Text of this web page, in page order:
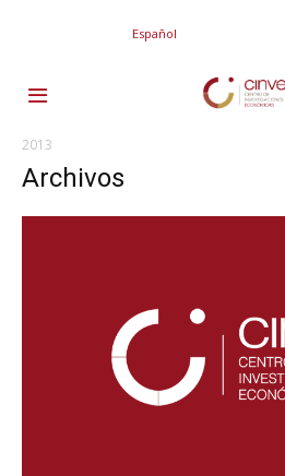
Español
2013
Archivos